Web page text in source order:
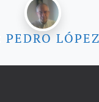
PEDRO